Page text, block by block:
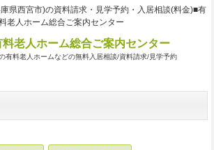
県西宮市)の資料請求・見学予約・入居相談(料金)■有
老人ホーム総合ご案内センター
料老人ホーム総合ご案内センター
有料老人ホームなどの無料入居相談/資料請求/見学予約